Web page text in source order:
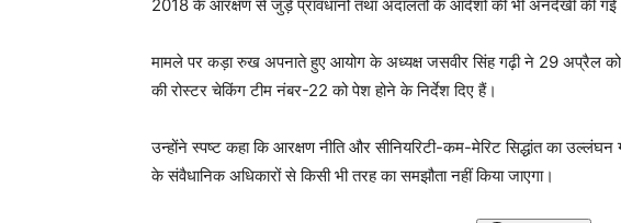
2018 के आरक्षण से जुड़े प्रावधानों तथा अदालतों के आदेशों की भी अनदेखी की
मामले पर कड़ा रुख अपनाते हुए आयोग के अध्यक्ष जसवीर सिंह गढ़ी ने 29 अप्रैल को
की रोस्टर चेकिंग टीम नंबर-22 को पेश होने के निर्देश दिए हैं।
उन्होंने स्पष्ट कहा कि आरक्षण नीति और सीनियरिटी-कम-मेरिट सिद्धांत का उल्लंघन
के संवैधानिक अधिकारों से किसी भी तरह का समझौता नहीं किया जाएगा।